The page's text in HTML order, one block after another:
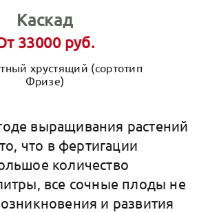
Каскад
33000 руб.
хрустящий (сортотип
Фризе)
выращивания растений
что в фертигации
количество
все сочные плоды не
и развития